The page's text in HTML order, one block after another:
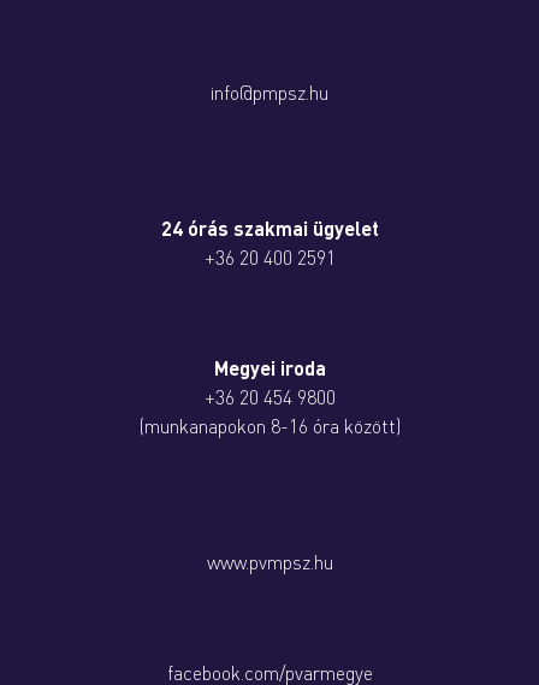
info@pmpsz.hu
24 órás szakmai ügyelet
+36 20 400 2591
Megyei iroda
+36 20 454 9800
(munkanapokon 8-16 óra között)
www.pvmpsz.hu
facebook.com/pvarmegye